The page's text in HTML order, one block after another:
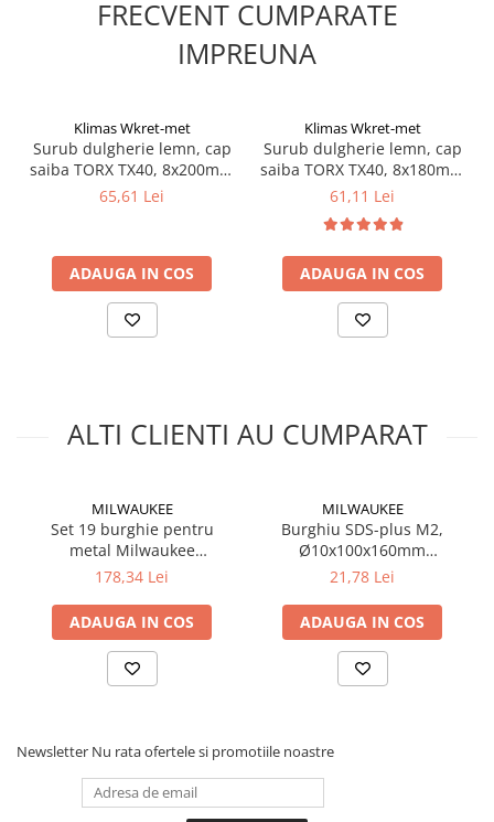
Izolatori parchet
Profile trecere
Benzi adezive
Vopsele speciale si spray vopsea
Chituri pentru rosturi
Unelte si accesorii pentru zidarie si
Sindrila bituminoasa si accesorii
Electrice
Prelungitoare si derulatoare
Prize, intrerupatoare si stechere
Intrerupatoare
Cablu si tubulatura
Corpuri si surse de iluminat
Becuri si tuburi LED
FRECVENT CUMPARATE
IMPREUNA
Klimas Wkret-met
Surub dulgherie lemn, cap
saiba TORX TX40, 8x200mm
- 50 bucati/cutie - WKCP-
65,61 Lei
ADAUGA IN COS
Klimas Wkret-met
Surub dulgherie lemn, cap
saiba TORX TX40, 8x180mm
- 50 bucati/cutie - WKCP-
61,11 Lei
ADAUGA IN COS
ALTI CLIENTI AU CUMPARAT
MILWAUKEE
Set 19 burghie pentru
metal Milwaukee
THUNDERWEB HSS-G
178,34 Lei
ADAUGA IN COS
MILWAUKEE
Burghiu SDS-plus M2,
Ø10x100x160mm
(4932307073), MILWAUKEE
21,78 Lei
ADAUGA IN COS
Newsletter Nu rata ofertele si promotiile noastre